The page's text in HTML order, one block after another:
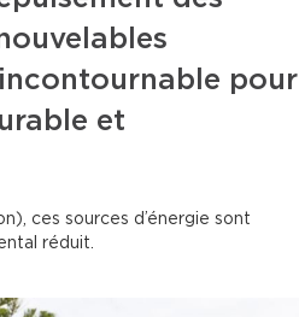
pour
et
ces sources d’énergie sont
réduit.